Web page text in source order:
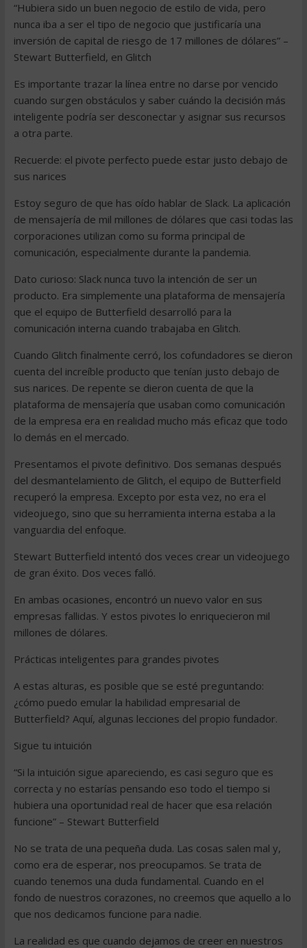
“Hubiera sido un buen negocio de estilo de vida, pero
nunca iba a ser el tipo de negocio que justificaría una
inversión de capital de riesgo de 17 millones de dólares” –
Stewart Butterfield, en Glitch
Es importante trazar la línea entre no darse por vencido
cuando surgen obstáculos y saber cuándo la decisión más
inteligente podría ser desconectar y asignar sus recursos
a otra parte.
Recuerde: el pivote perfecto puede estar justo debajo de
sus narices
Estoy seguro de que has oído hablar de Slack. La aplicación
de mensajería de mil millones de dólares que casi todas las
corporaciones utilizan como su forma principal de
comunicación, especialmente durante la pandemia.
Dato curioso: Slack nunca tuvo la intención de ser un
producto. Era simplemente una plataforma de mensajería
que el equipo de Butterfield desarrolló para la
comunicación interna cuando trabajaba en Glitch.
Cuando Glitch finalmente cerró, los cofundadores se dieron
cuenta del increíble producto que tenían justo debajo de
sus narices. De repente se dieron cuenta de que la
plataforma de mensajería que usaban como comunicación
de la empresa era en realidad mucho más eficaz que todo
lo demás en el mercado.
Presentamos el pivote definitivo. Dos semanas después
del desmantelamiento de Glitch, el equipo de Butterfield
recuperó la empresa. Excepto por esta vez, no era el
videojuego, sino que su herramienta interna estaba a la
vanguardia del enfoque.
Stewart Butterfield intentó dos veces crear un videojuego
de gran éxito. Dos veces falló.
En ambas ocasiones, encontró un nuevo valor en sus
empresas fallidas. Y estos pivotes lo enriquecieron mil
millones de dólares.
Prácticas inteligentes para grandes pivotes
A estas alturas, es posible que se esté preguntando:
¿cómo puedo emular la habilidad empresarial de
Butterfield? Aquí, algunas lecciones del propio fundador.
Sigue tu intuición
“Si la intuición sigue apareciendo, es casi seguro que es
correcta y no estarías pensando eso todo el tiempo si
hubiera una oportunidad real de hacer que esa relación
funcione” – Stewart Butterfield
No se trata de una pequeña duda. Las cosas salen mal y,
como era de esperar, nos preocupamos. Se trata de
cuando tenemos una duda fundamental. Cuando en el
fondo de nuestros corazones, no creemos que aquello a lo
que nos dedicamos funcione para nadie.
La realidad es que cuando dejamos de creer en nuestros